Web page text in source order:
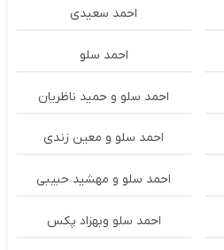
احمد سعیدی
احمد سلو
احمد سلو و حمید ناظریان
احمد سلو و معین زندی
احمد سلو و مهشید حبیبی
احمد سلو وبهزاد پکس